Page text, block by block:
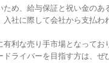
め、給与保証と祝い金の
社に際して会社から支払わ
利な売り手市場となって
ライバーを目指す方は、ぜ